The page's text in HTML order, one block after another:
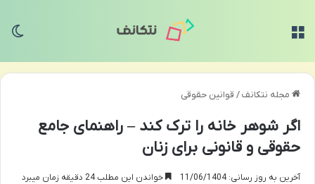
مجله نتکانف/ قوانین حقوقی
اگر شوهر خانه را ترک کند – راهنمای جامع
حقوقی و قانونی برای زنان
آخرین به روز رسانی: 11/06/1404 خواندن این مطلب 24 دقیقه زمان میبرد